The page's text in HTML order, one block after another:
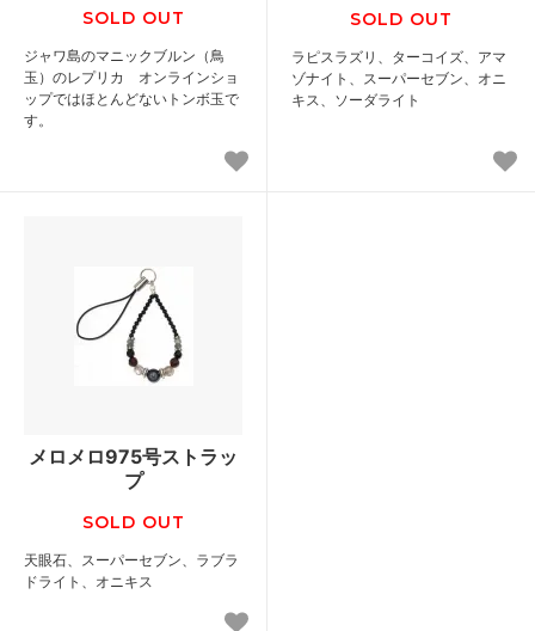
SOLD OUT
ジャワ島のマニックブルン（鳥
玉）のレプリカ オンラインショ
ップではほとんどないトンボ玉で
す。
SOLD OUT
ラピスラズリ、ターコイズ、アマ
ゾナイト、スーパーセブン、オニ
キス、ソーダライト
メロメロ975号ストラッ
プ
SOLD OUT
天眼石、スーパーセブン、ラブラ
ドライト、オニキス